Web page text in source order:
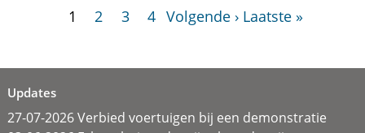
1 2 3 4 Volgende › Laatste »
Updates
27-07-2026 Verbied voertuigen bij een demonstratie